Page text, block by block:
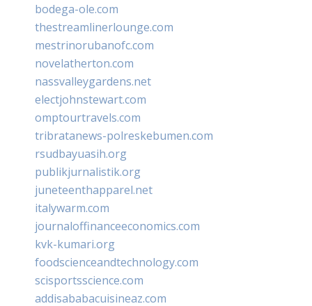
bodega-ole.com
thestreamlinerlounge.com
mestrinorubanofc.com
novelatherton.com
nassvalleygardens.net
electjohnstewart.com
omptourtravels.com
tribratanews-polreskebumen.com
rsudbayuasih.org
publikjurnalistik.org
juneteenthapparel.net
italywarm.com
journaloffinanceeconomics.com
kvk-kumari.org
foodscienceandtechnology.com
scisportsscience.com
addisababacuisineaz.com